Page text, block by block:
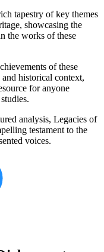
tapestry of key themes
showcasing the
the works of these
of these
historical context,
for anyone
analysis, Legacies of
testament to the
voices.